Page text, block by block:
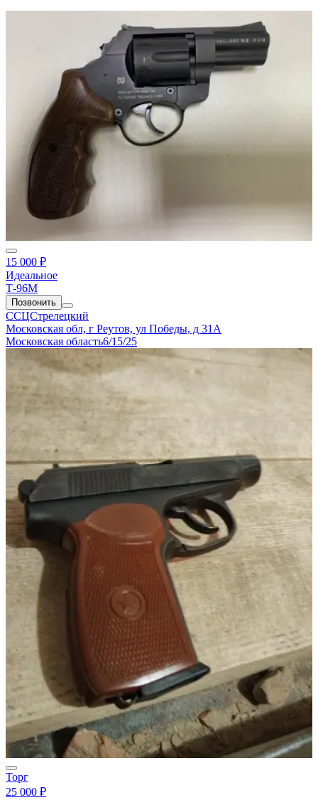
15 000 ₽
Идеальное
Т-96М
Позвонить
ССЦСтрелецкий
Московская обл, г Реутов, ул Победы, д 31А
Московская область6/15/25
Торг
25 000 ₽